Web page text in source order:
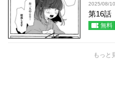
2025/08/10
第16話
無料
もっと